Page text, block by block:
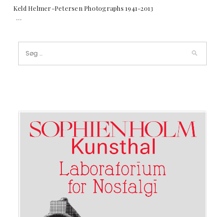
Keld Helmer-Petersen Photographs 1941-2013
…